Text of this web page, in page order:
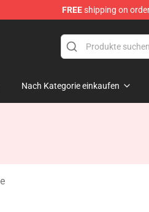
FREEshipping on
Nach Kategorie einkaufen